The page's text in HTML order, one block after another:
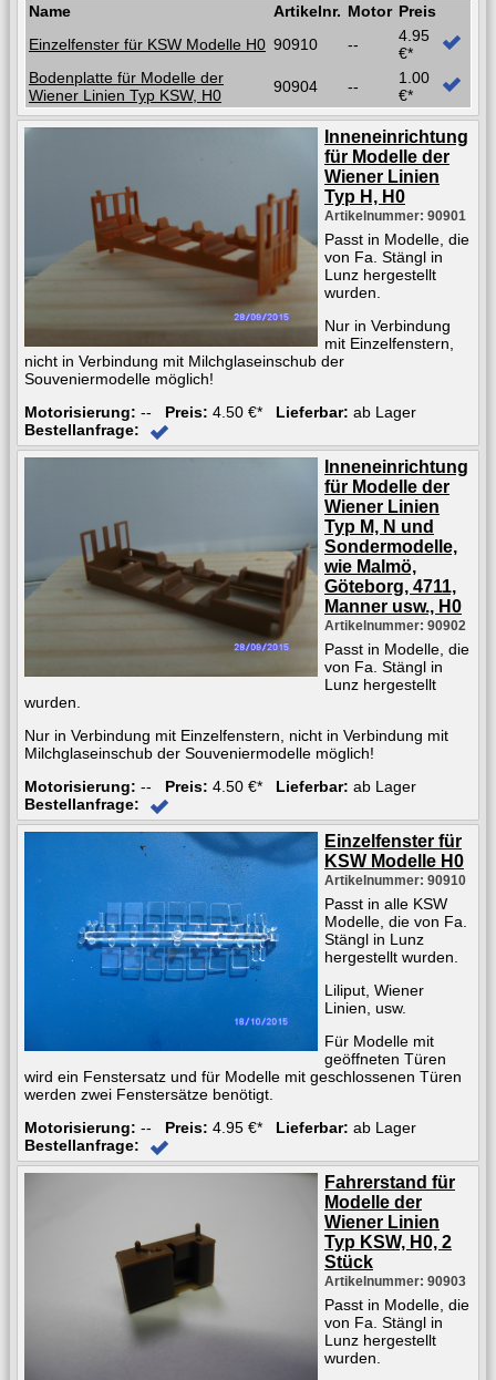
Name
Artikelnr. Motor Preis
Einzelfenster für KSW Modelle H0 90910 --
4.95
€*
Bodenplatte für Modelle der
Wiener Linien Typ KSW, H0
90904 --
1.00
€*
Inneneinrichtung
für Modelle der
Wiener Linien
Typ H, H0
Artikelnummer: 90901
Passt in Modelle, die
von Fa. Stängl in
Lunz hergestellt
wurden.
Nur in Verbindung
mit Einzelfenstern,
nicht in Verbindung mit Milchglaseinschub der
Souveniermodelle möglich!
Motorisierung: -- Preis: 4.50 €* Lieferbar: ab Lager
Bestellanfrage:
Inneneinrichtung
für Modelle der
Wiener Linien
Typ M, N und
Sondermodelle,
wie Malmö,
Göteborg, 4711,
Manner usw., H0
Artikelnummer: 90902
Passt in Modelle, die
von Fa. Stängl in
Lunz hergestellt
wurden.
Nur in Verbindung mit Einzelfenstern, nicht in Verbindung mit
Milchglaseinschub der Souveniermodelle möglich!
Motorisierung: -- Preis: 4.50 €* Lieferbar: ab Lager
Bestellanfrage:
Einzelfenster für
KSW Modelle H0
Artikelnummer: 90910
Passt in alle KSW
Modelle, die von Fa.
Stängl in Lunz
hergestellt wurden.
Liliput, Wiener
Linien, usw.
Für Modelle mit
geöffneten Türen
wird ein Fenstersatz und für Modelle mit geschlossenen Türen
werden zwei Fenstersätze benötigt.
Motorisierung: -- Preis: 4.95 €* Lieferbar: ab Lager
Bestellanfrage:
Fahrerstand für
Modelle der
Wiener Linien
Typ KSW, H0, 2
Stück
Artikelnummer: 90903
Passt in Modelle, die
von Fa. Stängl in
Lunz hergestellt
wurden.